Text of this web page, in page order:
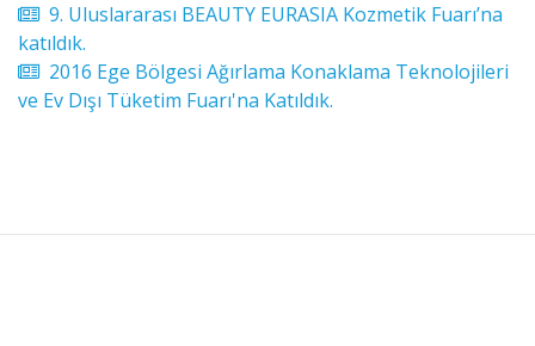
9. Uluslararası BEAUTY EURASIA Kozmetik Fuarı’na
katıldık.
2016 Ege Bölgesi Ağırlama Konaklama Teknolojileri
ve Ev Dışı Tüketim Fuarı'na Katıldık.